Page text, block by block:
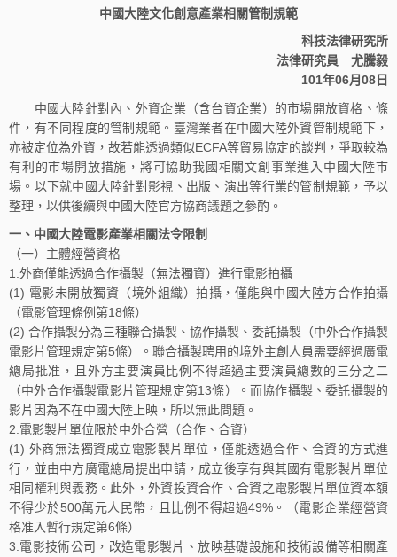
中國大陸文化創意產業相關管制規範
科技法律研究所
法律研究員 尤騰毅
101年06月08日
中國大陸針對內、外資企業（含台資企業）的市場開放資格、條
件，有不同程度的管制規範。臺灣業者在中國大陸外資管制規範下，
亦被定位為外資，故若能透過類似ECFA等貿易協定的談判，爭取較為
有利的市場開放措施，將可協助我國相關文創事業進入中國大陸市
場。以下就中國大陸針對影視、出版、演出等行業的管制規範，予以
整理，以供後續與中國大陸官方協商議題之參酌。
一、中國大陸電影產業相關法令限制
（一）主體經營資格
1.外商僅能透過合作攝製（無法獨資）進行電影拍攝
(1) 電影未開放獨資（境外組織）拍攝，僅能與中國大陸方合作拍攝
（電影管理條例第18條）
(2) 合作攝製分為三種聯合攝製、協作攝製、委託攝製（中外合作攝製
電影片管理規定第5條）。聯合攝製聘用的境外主創人員需要經過廣電
總局批准，且外方主要演員比例不得超過主要演員總數的三分之二
（中外合作攝製電影片管理規定第13條）。而協作攝製、委託攝製的
影片因為不在中國大陸上映，所以無此問題。
2.電影製片單位限於中外合營（合作、合資）
(1) 外商無法獨資成立電影製片單位，僅能透過合作、合資的方式進
行，並由中方廣電總局提出申請，成立後享有與其國有電影製片單位
相同權利與義務。此外，外資投資合作、合資之電影製片單位資本額
不得少於500萬元人民幣，且比例不得超過49%。（電影企業經營資
格准入暫行規定第6條）
3.電影技術公司，改造電影製片、放映基礎設施和技術設備等相關產